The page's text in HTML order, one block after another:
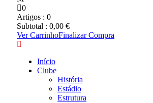
0
Artigos : 0
Subtotal : 0,00 €
Ver CarrinhoFinalizar Compra
Início
Clube
História
Estádio
Estrutura